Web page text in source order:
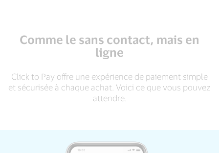
Comme le sans contact, mais en
ligne
Click to Pay offre une expérience de paiement simple
et sécurisée à chaque achat. Voici ce que vous pouvez
attendre.